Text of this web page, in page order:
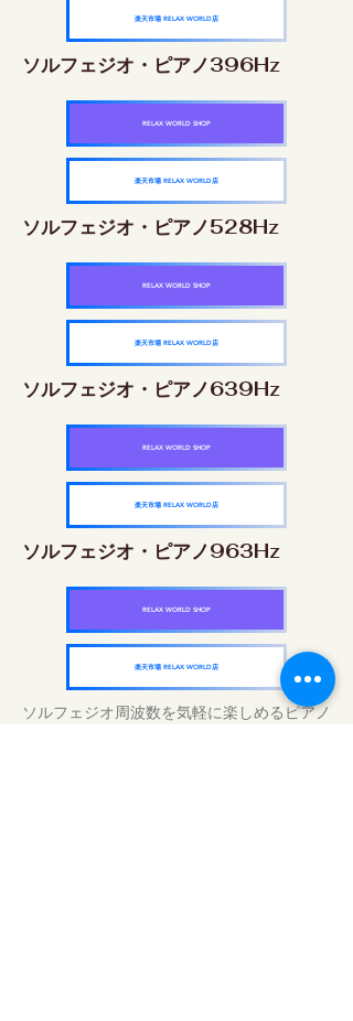
楽天市場 RELAX WORLD店
ソルフェジオ・ピアノ396Hz
RELAX WORLD SHOP
楽天市場 RELAX WORLD店
ソルフェジオ・ピアノ528Hz
RELAX WORLD SHOP
楽天市場 RELAX WORLD店
ソルフェジオ・ピアノ639Hz
RELAX WORLD SHOP
楽天市場 RELAX WORLD店
ソルフェジオ・ピアノ963Hz
RELAX WORLD SHOP
楽天市場 RELAX WORLD店
ソルフェジオ周波数を気軽に楽しめるピアノ